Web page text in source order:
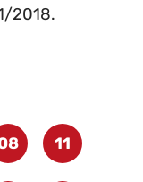
2018.
11